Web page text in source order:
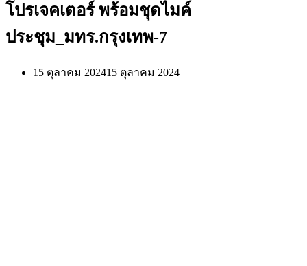
โปรเจคเตอร์ พร้อมชุดไมค์
ประชุม_มทร.กรุงเทพ-7
15 ตุลาคม 202415 ตุลาคม 2024